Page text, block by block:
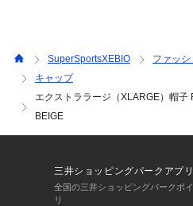
オ Super Sports XEBIO カジュア
ャップ Men's Mens メンズ めん
かけ おしゃれ ベーシック ギフ
ト xe24sfst casual24fw xtlaacce
SuperSportsXEBIO ファッシ
キャップ
エクストララージ（XLARGE）帽
BEIGE
三井ショッピングパークアプリ
全国の三井ショッピングパークポ
リ